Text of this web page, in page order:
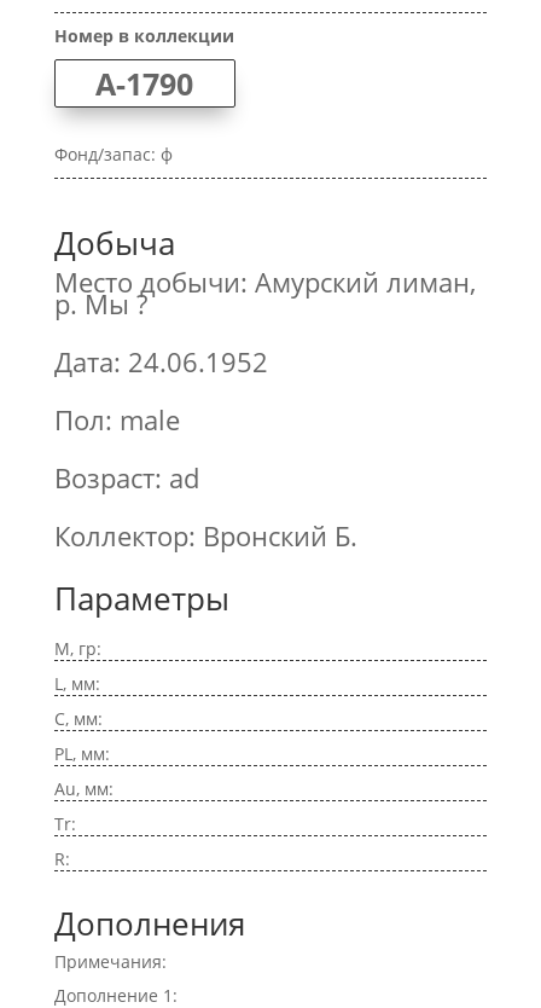
Номер в коллекции
A-1790
Фонд/запас: ф
Добыча
Место добычи: Амурский лиман,
р. Мы ?
Дата: 24.06.1952
Пол: male
Возраст: ad
Коллектор: Вронский Б.
Параметры
M, гр:
L, мм:
C, мм:
PL, мм:
Au, мм:
Tr:
R:
Дополнения
Примечания:
Дополнение 1: